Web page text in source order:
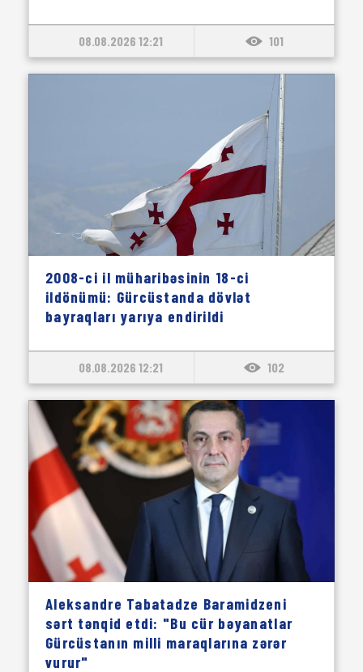
08.08.2026 12:21 101
2008-ci il müharibəsinin 18-ci
ildönümü: Gürcüstanda dövlət
bayraqları yarıya endirildi
08.08.2026 12:21 102
Aleksandre Tabatadze Baramidzeni
sərt tənqid etdi: "Bu cür bəyanatlar
Gürcüstanın milli maraqlarına zərər
vurur"